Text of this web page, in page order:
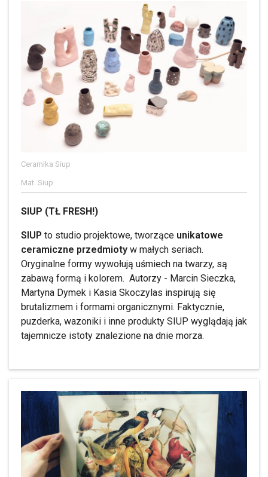
Ceramika Siup
Mat. Siup
SIUP (TŁ FRESH!)
SIUP to studio projektowe, tworzące unikatowe
ceramiczne przedmioty w małych seriach.
Oryginalne formy wywołują uśmiech na twarzy, są
zabawą formą i kolorem. Autorzy - Marcin Sieczka,
Martyna Dymek i Kasia Skoczylas inspirują się
brutalizmem i formami organicznymi. Faktycznie,
puzderka, wazoniki i inne produkty SIUP wyglądają jak
tajemnicze istoty znalezione na dnie morza.